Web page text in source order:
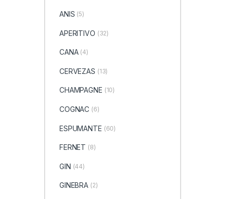
ANIS (5)
APERITIVO (32)
CANA (4)
CERVEZAS (13)
CHAMPAGNE (10)
COGNAC (6)
ESPUMANTE (60)
FERNET (8)
GIN (44)
GINEBRA (2)